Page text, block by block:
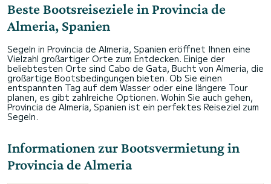
Beste Bootsreiseziele in Provincia de
Almeria, Spanien
Segeln in Provincia de Almeria, Spanien eröffnet Ihnen eine
Vielzahl großartiger Orte zum Entdecken. Einige der
beliebtesten Orte sind Cabo de Gata, Bucht von Almeria, die
großartige Bootsbedingungen bieten. Ob Sie einen
entspannten Tag auf dem Wasser oder eine längere Tour
planen, es gibt zahlreiche Optionen. Wohin Sie auch gehen,
Provincia de Almeria, Spanien ist ein perfektes Reiseziel zum
Segeln.
Informationen zur Bootsvermietung in
Provincia de Almeria